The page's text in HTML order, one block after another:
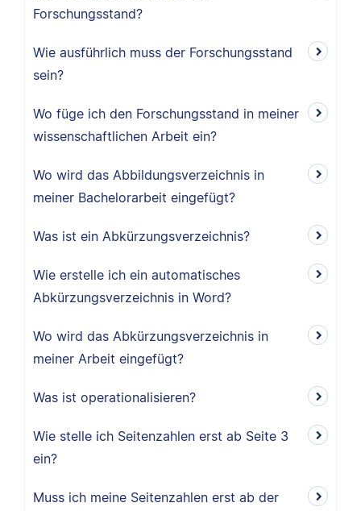
Forschungsstand?
Wie ausführlich muss der Forschungsstand
sein?
Wo füge ich den Forschungsstand in meiner
wissenschaftlichen Arbeit ein?
Wo wird das Abbildungsverzeichnis in
meiner Bachelorarbeit eingefügt?
Was ist ein Abkürzungsverzeichnis?
Wie erstelle ich ein automatisches
Abkürzungsverzeichnis in Word?
Wo wird das Abkürzungsverzeichnis in
meiner Arbeit eingefügt?
Was ist operationalisieren?
Wie stelle ich Seitenzahlen erst ab Seite 3
ein?
Muss ich meine Seitenzahlen erst ab der